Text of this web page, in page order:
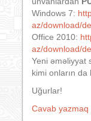
Windows 7:
az/download/
Office 2010:
az/download/
Yeni əməliyyat
kimi onların da
Uğurlar!
Cavab